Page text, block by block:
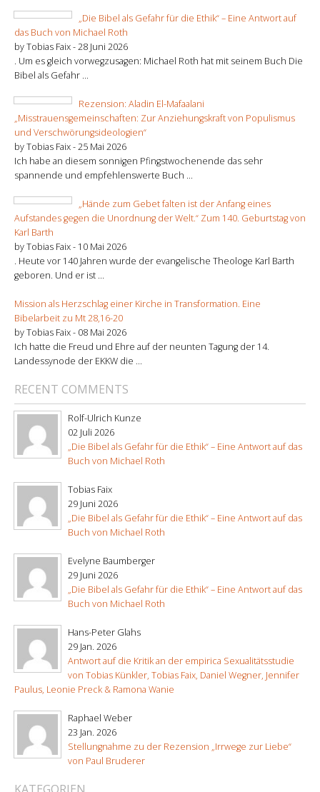
„Die Bibel als Gefahr für die Ethik“ – Eine Antwort auf
das Buch von Michael Roth
by Tobias Faix -28 Juni 2026
. Um es gleich vorwegzusagen: Michael Roth hat mit seinem Buch Die
Bibel als Gefahr ...
Rezension: Aladin El-Mafaalani
„Misstrauensgemeinschaften: Zur Anziehungskraft von Populismus
und Verschwörungsideologien“
by Tobias Faix -25 Mai 2026
Ich habe an diesem sonnigen Pfingstwochenende das sehr
spannende und empfehlenswerte Buch ...
„Hände zum Gebet falten ist der Anfang eines
Aufstandes gegen die Unordnung der Welt.“ Zum 140. Geburtstag von
Karl Barth
by Tobias Faix - 10 Mai 2026
. Heute vor 140 Jahren wurde der evangelische Theologe Karl Barth
geboren. Und er ist ...
Mission als Herzschlag einer Kirche in Transformation. Eine
Bibelarbeit zu Mt 28,16-20
by Tobias Faix - 08 Mai 2026
Ich hatte die Freud und Ehre auf der neunten Tagung der 14.
Landessynode der EKKW die ...
RECENT COMMENTS
Rolf-Ulrich Kunze
02 Juli 2026
„Die Bibel als Gefahr für die Ethik“ – Eine Antwort auf das
Buch von Michael Roth
Tobias Faix
29 Juni 2026
„Die Bibel als Gefahr für die Ethik“ – Eine Antwort auf das
Buch von Michael Roth
Evelyne Baumberger
29 Juni 2026
„Die Bibel als Gefahr für die Ethik“ – Eine Antwort auf das
Buch von Michael Roth
Hans-Peter Glahs
29 Jan. 2026
Antwort auf die Kritik an der empirica Sexualitätsstudie
von Tobias Künkler, Tobias Faix, Daniel Wegner, Jennifer
Paulus, Leonie Preck & Ramona Wanie
Raphael Weber
23 Jan. 2026
Stellungnahme zu der Rezension „Irrwege zur Liebe“
von Paul Bruderer